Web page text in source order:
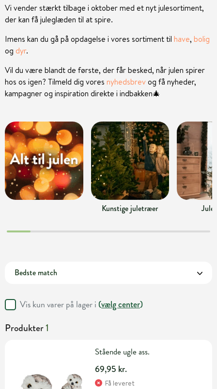
Vi vender stærkt tilbage i oktober med et nyt julesortiment,
der kan få juleglæden til at spire.
Imens kan du gå på opdagelse i vores sortiment til have, bolig
og dyr.
Vil du være blandt de første, der får besked, når julen spirer
hos os igen? Tilmeld dig vores nyhedsbrevog få nyheder,
kampagner og inspiration direkte i indbakken🎄
Kunstige juletræer
Vis kun varer på lager i (vælg center)
Produkter1
Stående ugle ass.
69,95 kr.
Få leveret